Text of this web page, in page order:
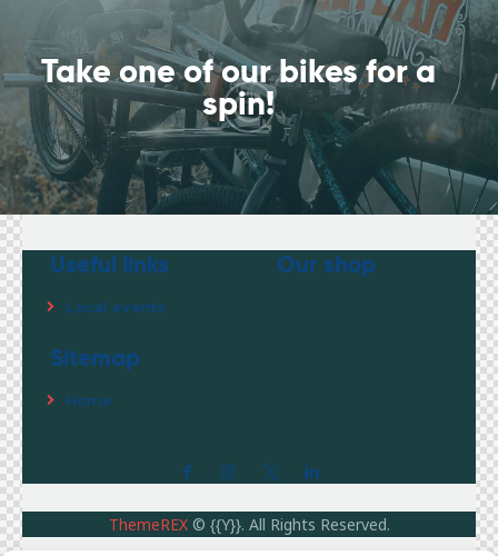
Take one of our bikesfor a
spin!
Useful links
Local events
Our shop
Sitemap
Home
ThemeREX© {{Y}}. All Rights Reserved.